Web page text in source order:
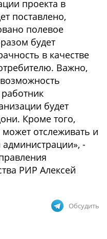
проекта в
поставлено,
полевое
будет
в качестве
Важно,
будет
Кроме того,
отслеживать и
-
РИР Алексей
Обсудить